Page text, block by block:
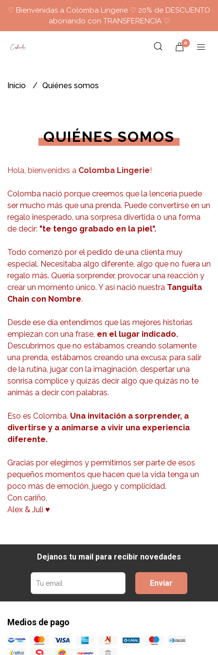
♡ Bienvenidas a Colomba Lingerie ♡ 20% de DESCUENTO
abonando con TRANSFERENCIA ♡
0
Inicio Quiénes somos
QUIÉNES SOMOS
Hola, bienvenidxs a Colomba Lingerie!
Colomba nació porque creemos que la lencería puede
ser mucho más que una prenda. Puede convertirse en un
regalo inesperado, una sorpresa divertida o una forma
de decir: "te tengo grabado en la piel".
Todo comenzó por el pedido de una clienta muy
especial. Necesitaba algo diferente, algo que no fuera un
regalo más. Quería sorprender, provocar una reacción y
crear un momento único. Y así nació nuestra Tanguita
Chain con Nombre.
Desde ese día entendimos que las mejores historias
empiezan con una frase, en el lugar indicado.
Descubrimos que no estábamos creando solamente
una prenda, estábamos creando una excusa: para salir
de la rutina, jugar con la imaginación, despertar una
sonrisa cómplice y quizás decir algo que quizás no te
animás a decir con palabras.
Eso es Colomba. Una invitación a sorprender, a
divertirse y a animarse a vivir una experiencia
diferente.
Gracias por elegirnos y permitirnos ser parte de esos
pequeños momentos que hacen que la vida tenga un
poco más de emoción, juego y complicidad.
Con cariño,
Alex & Juli ♥
Dejanos tu mail para recibir novedades
Enviar
Medios de pago